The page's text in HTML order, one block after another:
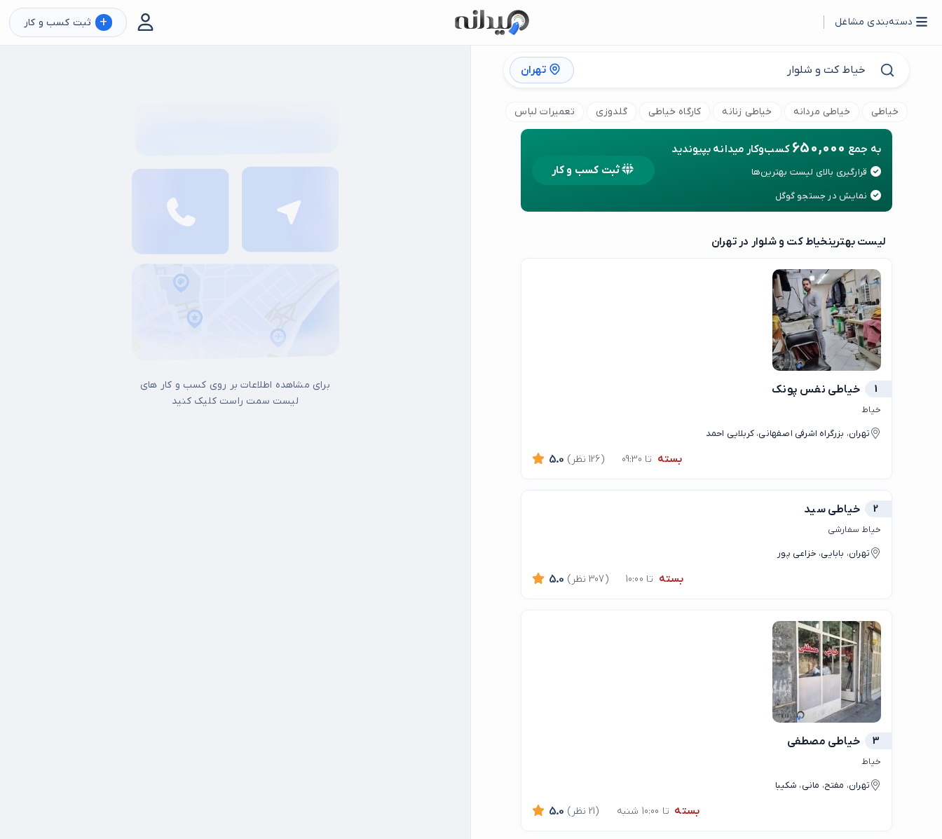
دسته‌بندی مشاغل + ثبت کسب و کار
تهران
خیاطی خیاطی مردانه خیاطی زنانه کارگاه خیاطی گلدوزی تعمیرات لباس
به جمع 650,000 کسب‌وکار میدانه بپیوندید
قرارگیری بالای لیست بهترین‌ها
نمایش در جستجو گوگل
ثبت کسب و کار
لیست بهترینخیاط کت و شلوار در تهران
1 خیاطی نفس پونک
خیاط
تهران، بزرگراه اشرفی اصفهانی، کربلایی احمد
بسته تا 09:30 5.0 (126 نظر)
2 خیاطی سید
خیاط سفارشی
تهران، بابایی، خزاعی پور
بسته تا 10:00 5.0 (307 نظر)
3 خیاطی مصطفی
خیاط
تهران، مفتح، مانی، شکیبا
بسته تا 10:00 شنبه 5.0 (21 نظر)
برای مشاهده اطلاعات بر روی کسب و کار های
لیست سمت راست کلیک کنید